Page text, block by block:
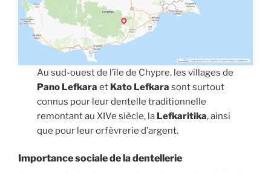
Au sud-ouest de l’île de Chypre, les villages de
Pano Lefkara et Kato Lefkara sont surtout
connus pour leur dentelle traditionnelle
remontant au XIVe siècle, la Lefkaritika, ainsi
que pour leur orfèvrerie d’argent.
Importance sociale de la dentellerie